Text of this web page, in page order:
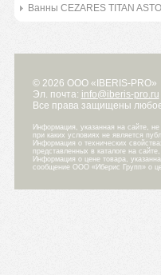
Ванны CEZARES TITAN
© 2026 ООО «IBERIS-PRO»
Эл. почта: info@iberis-pro.ru
Все права защищены
Информация, указанная на сайте,
при каких условиях не является
Информация о технических
представленных в каталоге на
Информация о цене товара,
сообщение ООО «Иберис Групп» о